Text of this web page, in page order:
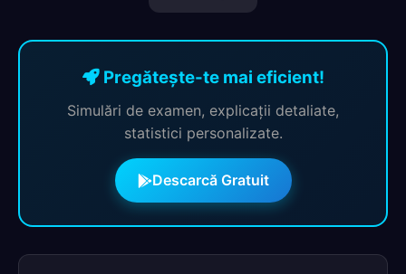
Pregătește-te mai eficient!
Simulări de examen, explicații detaliate,
statistici personalizate.
Descarcă Gratuit